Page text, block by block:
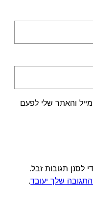
והאתר שלי לפעם
שלך יעובד.